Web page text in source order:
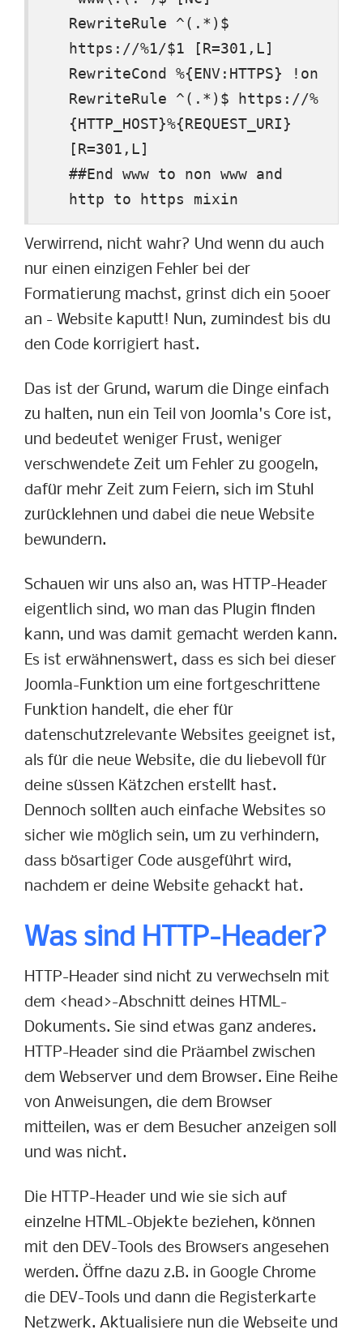
RewriteRule ^(.*)$
https://%1/$1 [R=301,L]
RewriteCond %{ENV:HTTPS} !on
RewriteRule ^(.*)$ https://%
{HTTP_HOST}%{REQUEST_URI}
[R=301,L]
##End www to non www and
http to https mixin
Verwirrend, nicht wahr? Und wenn du auch
nur einen einzigen Fehler bei der
Formatierung machst, grinst dich ein 500er
an - Website kaputt! Nun, zumindest bis du
den Code korrigiert hast.
Das ist der Grund, warum die Dinge einfach
zu halten, nun ein Teil von Joomla's Core ist,
und bedeutet weniger Frust, weniger
verschwendete Zeit um Fehler zu googeln,
dafür mehr Zeit zum Feiern, sich im Stuhl
zurücklehnen und dabei die neue Website
bewundern.
Schauen wir uns also an, was HTTP-Header
eigentlich sind, wo man das Plugin finden
kann, und was damit gemacht werden kann.
Es ist erwähnenswert, dass es sich bei dieser
Joomla-Funktion um eine fortgeschrittene
Funktion handelt, die eher für
datenschutzrelevante Websites geeignet ist,
als für die neue Website, die du liebevoll für
deine süssen Kätzchen erstellt hast.
Dennoch sollten auch einfache Websites so
sicher wie möglich sein, um zu verhindern,
dass bösartiger Code ausgeführt wird,
nachdem er deine Website gehackt hat.
Was sind HTTP-Header?
HTTP-Header sind nicht zu verwechseln mit
dem <head>-Abschnitt deines HTML-
Dokuments. Sie sind etwas ganz anderes.
HTTP-Header sind die Präambel zwischen
dem Webserver und dem Browser. Eine Reihe
von Anweisungen, die dem Browser
mitteilen, was er dem Besucher anzeigen soll
und was nicht.
Die HTTP-Header und wie sie sich auf
einzelne HTML-Objekte beziehen, können
mit den DEV-Tools des Browsers angesehen
werden. Öffne dazu z.B. in Google Chrome
die DEV-Tools und dann die Registerkarte
Netzwerk. Aktualisiere nun die Webseite und